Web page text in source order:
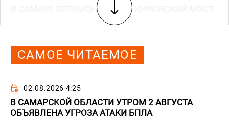
В САМАРЕ ОТРЕМОНТИРУЮТ КИРОВСКИЙ МОСТ
САМОЕ ЧИТАЕМОЕ
02.08.2026 4:25
В САМАРСКОЙ ОБЛАСТИ УТРОМ 2 АВГУСТА
ОБЪЯВЛЕНА УГРОЗА АТАКИ БПЛА